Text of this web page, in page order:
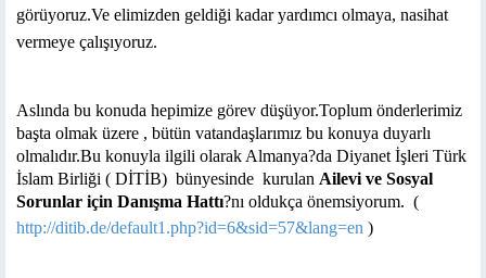
görüyoruz.Ve elimizden geldiği kadar yardımcı olmaya, nasihat
vermeye çalışıyoruz.
Aslında bu konuda hepimize görev düşüyor.Toplum önderlerimiz
başta olmak üzere , bütün vatandaşlarımız bu konuya duyarlı
olmalıdır.Bu konuyla ilgili olarak Almanya?da Diyanet İşleri Türk
İslam Birliği ( DİTİB) bünyesinde kurulan Ailevi ve Sosyal
Sorunlar için Danışma Hattı?nı oldukça önemsiyorum. (
http://ditib.de/default1.php?id=6&sid=57&lang=en )